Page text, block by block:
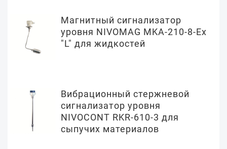
Магнитный сигнализатор
уровня NIVOMAG MKA-210-8-Ex
"L" для жидкостей
Вибрационный стержневой
сигнализатор уровня
NIVOCONT RKR-610-3 для
сыпучих материалов